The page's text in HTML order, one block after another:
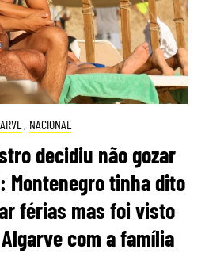
, NACIONAL
decidiu não gozar
Montenegro tinha dito
férias mas foi visto
com a família